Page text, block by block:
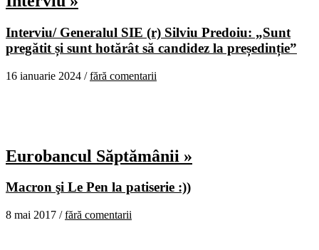
Interviu/ Generalul SIE (r) Silviu Predoiu: „Sunt
pregătit și sunt hotărât să candidez la președinție”
16 ianuarie 2024 /fără comentarii
Eurobancul Săptămânii »
Macron şi Le Pen la patiserie :))
8 mai 2017 /fără comentarii